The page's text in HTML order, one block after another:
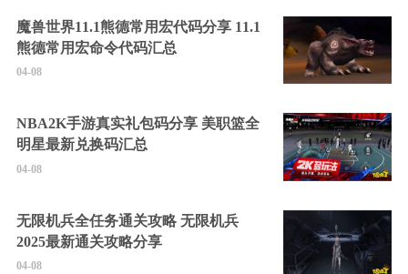
魔兽世界11.1熊德常用宏代码分享 11.1
熊德常用宏命令代码汇总
04-08
NBA2K手游真实礼包码分享 美职篮全
明星最新兑换码汇总
04-08
无限机兵全任务通关攻略 无限机兵
2025最新通关攻略分享
04-08